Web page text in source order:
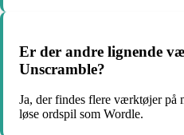
Er der andre lignende
Unscramble?
Ja, der findes flere værktøjer på
løse ordspil som Wordle.